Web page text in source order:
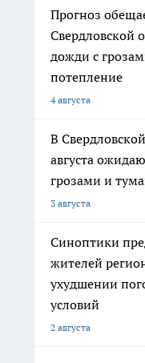
Прогноз
Свердловской
дожди с
потепление
4 августа
В
августа
грозами и
3 августа
Синоптики
жителей
ухудшении
условий
2 августа